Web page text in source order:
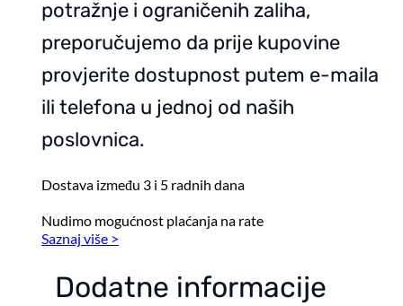
Nano-
texture
Glass
-
Space
Black
potražnje i ograničenih zaliha,
preporučujemo da prije kupovine
provjerite dostupnost putem e-maila
ili telefona u jednoj od naših
poslovnica.
Dostava između 3 i 5 radnih dana
Nudimo mogućnost plaćanja na rate
Saznaj više >
Dodatne informacije